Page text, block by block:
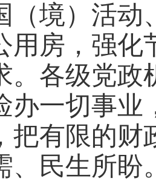
（境）活动
用房，强化
。各级党政
办一切事业
把有限的财
、民生所盼